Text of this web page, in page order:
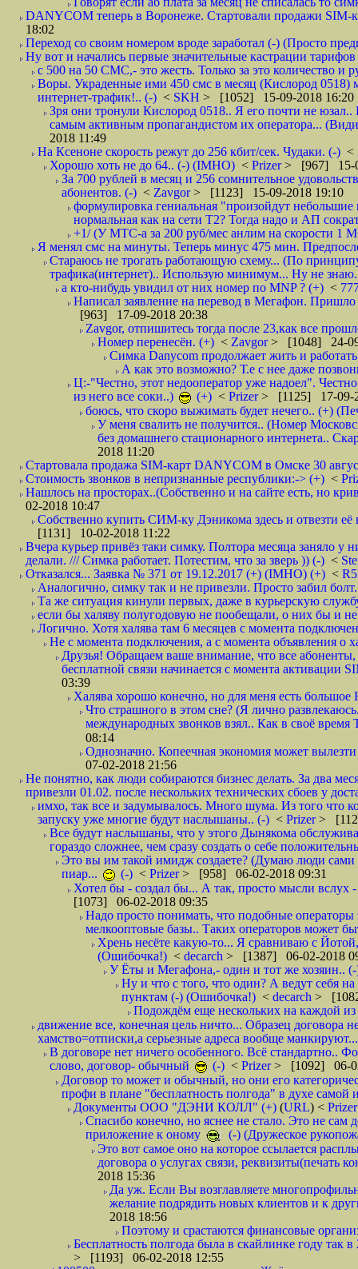
DANYCOM теперь в Воронеже. Стартовали продажи SIM-
18:02
Переход со своим номером вроде заработал (-) (Просто
Ну вот и начались первые значительные кастрации
с 500 на 50 СМС,- это жесть. Только за это количество и
Воры. Украденные ими 450 смс в месяц (Кислород 0518)
интернет-трафик!.. (-) < SKH > [1052] 15-09-2018 16:20
Зря они тронули Кислород 0518.. Я его почти не
самым активным пропагандистом их оператора...
2018 11:49
На Ксеноне скорость режут до 256 кбит/сек. Чудаки. (-) <
Хорошо хоть не до 64.. (-) (IMHO) < Prizer> [967] 15-
За 700 рублей в месяц и 256 сомнительное
абонентов. (-) < Zavgor> [1123] 15-09-2018 19:10
формулировка гениальная "произойдут небольшие
нормальная как на сети Т2? Тогда надо и АП
+1/ (У МТС-а за 200 руб/мес анлим на скорости 1
Я менял смс на минуты. Теперь минус 475 мин.
Стараюсь не трогать работающую схему... (По
трафика(интернет).. Использую минимум... Ну не
а кто-нибудь увидил от них номер по MNP ? (+) <
Написал заявление на перевод в Мегафон.
[963] 17-09-2018 20:38
Zavgor, отпишитесь тогда после 23,как все
Номер перенесён. (+) < Zavgor> [1048] 24-
Симка Danycom продолжает жить и
А как это возможно? Т.е с нее даже
Ц:-"Честно, этот недооператор уже надоел".
из него все соки..)
(+) < Prizer> [1125] 17-09-
боюсь, что скоро выжимать будет нечего.. (+)
У меня свалить не получится.. (Номер
без домашнего стационарного интернета..
2018 11:20
Стартовала продажа SIM-карт DANYCOM в Омске 30
Стоимость звонков в непризнанные республики:-> (+) <
Нашлось на просторах..(Собственно и на сайте есть, но
02-2018 10:47
Собственно купить СИМ-ку Дэникома здесь и отвезти
[1131] 10-02-2018 11:22
Вчера курьер привёз таки симку. Полтора месяца заняло
делали. /// Симка работает. Потестим, что за зверь )) (-) <
Отказался... Заявка № 371 от 19.12.2017 (+) (IMHO) (+) <
Аналогично, симку так и не привезли. Просто забил
Та же ситуация кинули первых, даже в курьерскую
если бы халяву полугодовую не пообещали, о них бы и
Логично. Хотя халява там 6 месяцев с момента
Не с момента подключения, а с момента объявления о
Друзья! Обращаем ваше внимание, что все
бесплатной связи начинается с момента
03:39
Халява хорошо конечно, но для меня есть
Что страшного в этом сне? (Я лично
международных звонков взял.. Как в своё
08:14
Однозначно. Копеечная экономия может
07-02-2018 21:56
Не понятно, как люди собираются бизнес делать. За два
привезли 01.02. после нескольких технических сбоев у
имхо, так все и задумывалось. Много шума. Из того что
запуску уже многие будут наслышаны.. (-) < Prizer>
Все будут наслышаны, что у этого Дынякома
гораздо сложнее, чем сразу создать о себе
Это вы им такой имидж создаете? (Думаю люди сами
пиар...
(-) < Prizer> [958] 06-02-2018 09:31
Хотел бы - создал бы... А так, просто мысли вслух
[1073] 06-02-2018 09:35
Надо просто понимать, что подобные
мелкооптовые базы.. Таких операторов может
Хрень несёте какую-то... Я сравниваю с
(Ошибочка!) < decarch > [1387] 06-02-2018
У Ёты и Мегафона,- один и тот же хозяин..
Ну и что с того, что один? А ведут себя
пунктам (-) (Ошибочка!) < decarch >
Подождём еще нескольких на каждой из
движение все, конечная цель ничто... Образец договора
хамство=отписки,а серьезные адреса вообще
В договоре нет ничего особенного. Всё стандартно..
слово, договор- обычный
(-) < Prizer> [1092] 06-
Договор то может и обычный, но они его
профи в плане "бесплатность полгода" в духе
Документы ООО "ДЭНИ КОЛЛ" (+) (URL) <
Спасибо конечно, но яснее не стало. Это не сам
приложение к оному
(-) (Дружеское
Это вот самое оно на которое ссылается
договора о услугах связи, реквизиты(печать
2018 15:36
Да уж. Если Вы возглавляете
желание подрядить новых клиентов и к
2018 18:56
Поэтому и срастаются финансовые
Бесплатность полгода была в скайлинке году
> [1193] 06-02-2018 12:55